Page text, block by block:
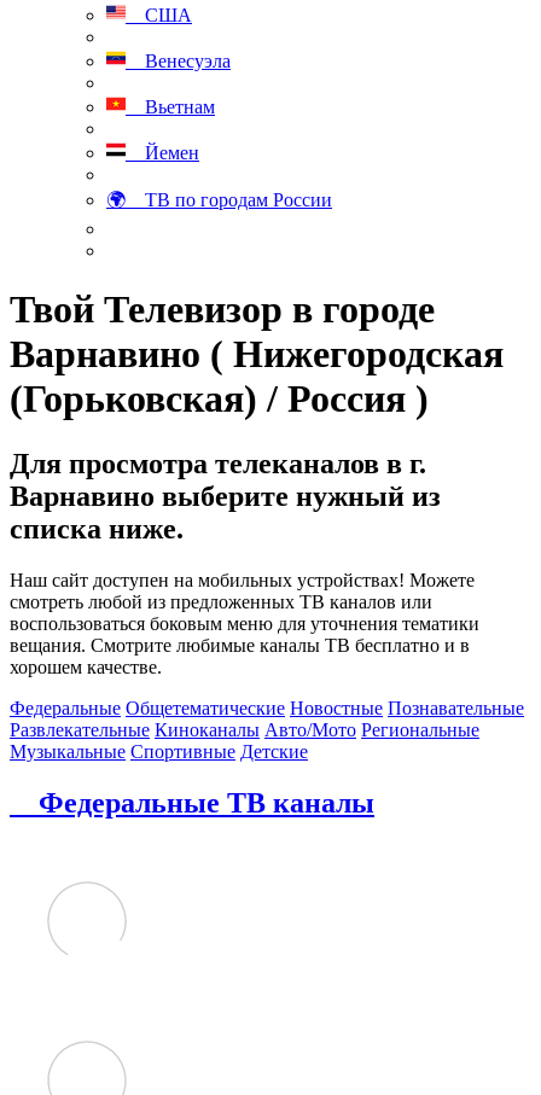
США
Венесуэла
Вьетнам
Йемен
🌍 ТВ по городам России
Твой Телевизор в городе
Варнавино ( Нижегородская
(Горьковская) / Россия )
Для просмотра телеканалов в г.
Варнавино выберите нужный из
списка ниже.
Наш сайт доступен на мобильных устройствах! Можете
смотреть любой из предложенных ТВ каналов или
воспользоваться боковым меню для уточнения тематики
вещания. Смотрите любимые каналы ТВ бесплатно и в
хорошем качестве.
Федеральные Общетематические Новостные Познавательные
Развлекательные Киноканалы Авто/Мото Региональные
Музыкальные Спортивные Детские
Федеральные ТВ каналы